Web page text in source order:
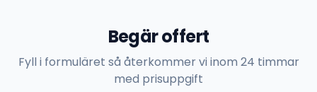
Begär offert
Fyll i formuläret så återkommer vi inom 24 timmar
med prisuppgift